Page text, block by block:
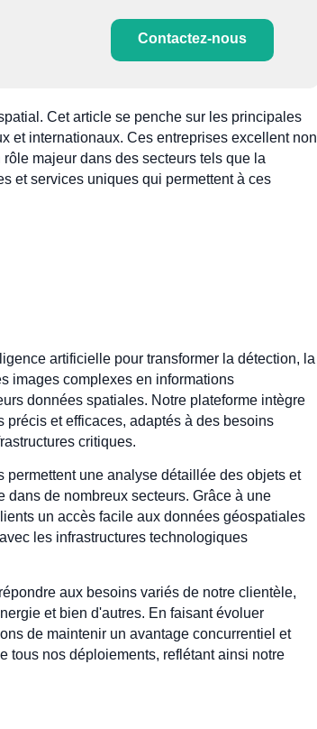
Contactez-nous
Cet article se penche sur les principales
et internationaux. Ces entreprises excellent non
majeur dans des secteurs tels que la
et services uniques qui permettent à ces
artificielle pour transformer la détection, la
images complexes en informations
données spatiales. Notre plateforme intègre
et efficaces, adaptés à des besoins
critiques.
une analyse détaillée des objets et
de nombreux secteurs. Grâce à une
un accès facile aux données géospatiales
les infrastructures technologiques
aux besoins variés de notre clientèle,
et bien d'autres. En faisant évoluer
de maintenir un avantage concurrentiel et
tous nos déploiements, reflétant ainsi notre